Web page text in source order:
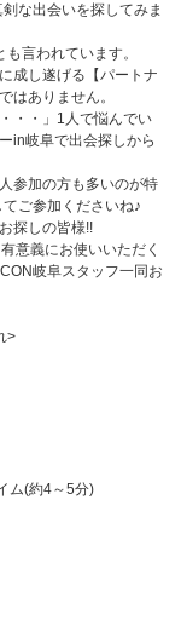
な出会いを探してみま
言われています。
成し遂げる【パートナ
はありません。
・・」1人で悩んでい
in岐阜で出会探しから
参加の方も多いのが特
ご参加くださいね♪
探しの皆様!!
意義にお使いいただく
岐阜スタッフ一同お
>
ム(約4～5分)